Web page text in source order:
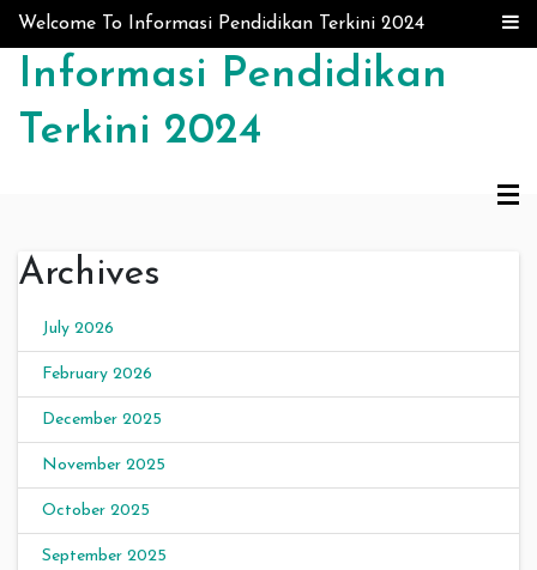
Skip to content
Welcome To Informasi Pendidikan Terkini 2024
Informasi Pendidikan
Terkini 2024
Archives
July 2026
February 2026
December 2025
November 2025
October 2025
September 2025